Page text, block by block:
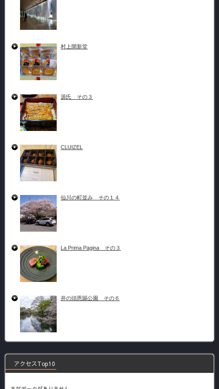
村上開新堂
源氏 その３
CLUIZEL
仙川の町並み その１４
La Prima Pagina その３
井の頭恩賜公園 その６
アクセスTop10